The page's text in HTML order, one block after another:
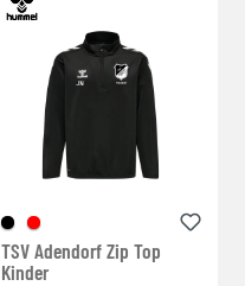
TSV Adendorf Zip Top
Kinder